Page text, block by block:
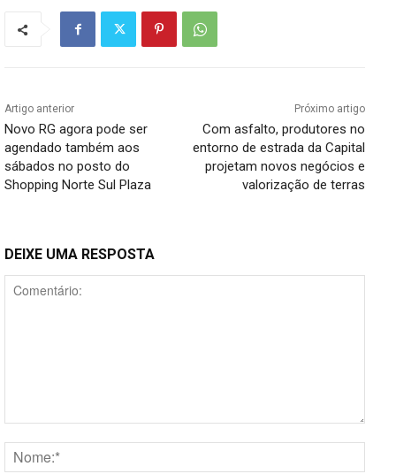
Artigo anterior
Novo RG agora pode ser
agendado também aos
sábados no posto do
Shopping Norte Sul Plaza
Próximo artigo
Com asfalto, produtores no
entorno de estrada da Capital
projetam novos negócios e
valorização de terras
DEIXE UMA RESPOSTA